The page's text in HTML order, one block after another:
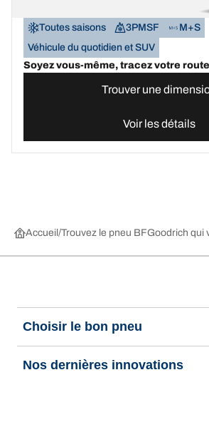
Toutes saisons 3PMSF
M+S
Véhicule du quotidien et SUV
Soyez vous-même, tracez votre
Trouver une
Voir les détails
Accueil Trouvez le pneu BFGoodrich qui
Choisir le bon pneu
Nos dernières innovations